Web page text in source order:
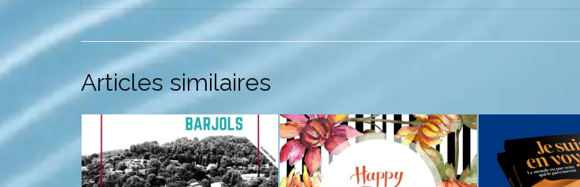
Articles similaires